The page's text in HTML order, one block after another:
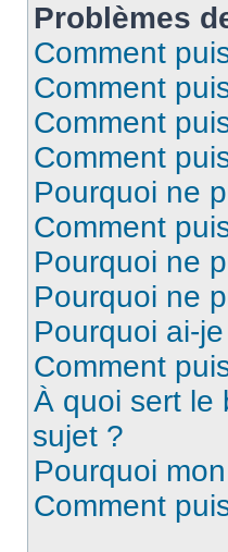
Problèmes
Comment
Comment
Comment
Comment
Pourquoi ne
Comment
Pourquoi ne
Pourquoi ne
Pourquoi ai-
Comment
À quoi sert le
sujet ?
Pourquoi
Comment